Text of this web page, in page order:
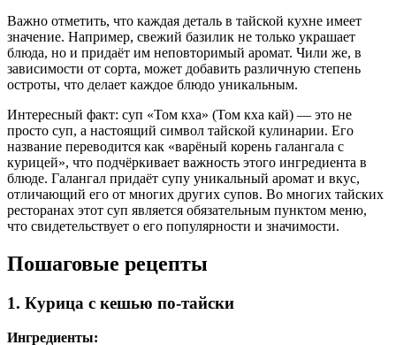
Важно отметить, что каждая деталь в тайской кухне имеет
значение. Например, свежий базилик не только украшает
блюда, но и придаёт им неповторимый аромат. Чили же, в
зависимости от сорта, может добавить различную степень
остроты, что делает каждое блюдо уникальным.
Интересный факт: суп «Том кха» (Том кха кай) — это не
просто суп, а настоящий символ тайской кулинарии. Его
название переводится как «варёный корень галангала с
курицей», что подчёркивает важность этого ингредиента в
блюде. Галангал придаёт супу уникальный аромат и вкус,
отличающий его от многих других супов. Во многих тайских
ресто­ра­нах этот суп является обязательным пунктом меню,
что свидетельствует о его популярности и значимости.
Пошаговые рецепты
1. Курица с кешью по-тайски
Ингредиенты: